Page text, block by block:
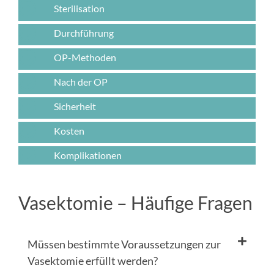
Sterilisation
Durchführung
OP-Methoden
Nach der OP
Sicherheit
Kosten
Komplikationen
Vasektomie – Häufige Fragen
Müssen bestimmte Voraussetzungen zur
Vasektomie erfüllt werden?